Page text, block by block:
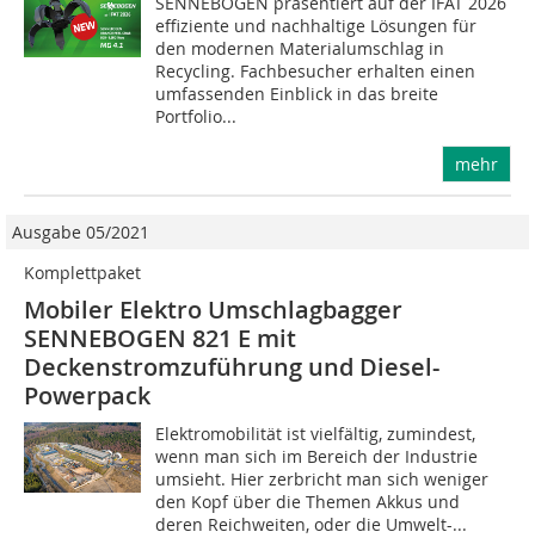
effiziente und nachhaltige Lösungen für
den modernen Materialumschlag in
Recycling. Fachbesucher erhalten einen
umfassenden Einblick in das breite
Portfolio...
mehr
Ausgabe 05/2021
Komplettpaket
Mobiler Elektro Umschlagbagger
SENNEBOGEN 821 E mit
Deckenstromzuführung und Diesel-
Powerpack
Elektromobilität ist vielfältig, zumindest,
wenn man sich im Bereich der Industrie
umsieht. Hier zerbricht man sich weniger
den Kopf über die Themen Akkus und
deren Reichweiten, oder die Umwelt-...